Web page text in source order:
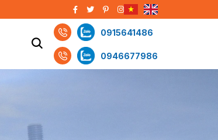
0915641486
0946677986